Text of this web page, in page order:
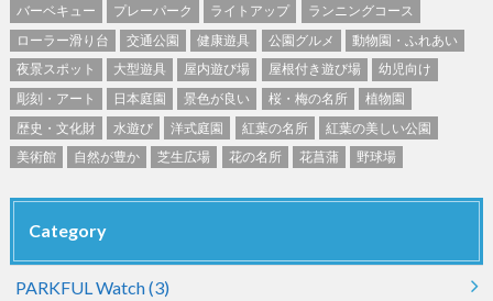
バーベキュー プレーパーク ライトアップ
ランニングコース
ローラー滑り台
交通公園 健康遊具 公園グルメ
動物園・ふれあい
夜景スポット
大型遊具 屋内遊び場 屋根付き遊び場
幼児向け
彫刻・アート
日本庭園 景色が良い 桜・梅の名所
植物園
歴史・文化財
水遊び 洋式庭園 紅葉の名所
紅葉の美しい公園
美術館
自然が豊か 芝生広場 花の名所 花菖蒲 野球場
Category
PARKFUL Watch(3)